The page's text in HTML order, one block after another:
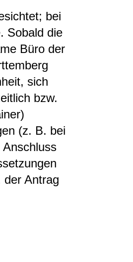
bei
Sobald die
Büro der
sich
bzw.
(z. B. bei
der Antrag